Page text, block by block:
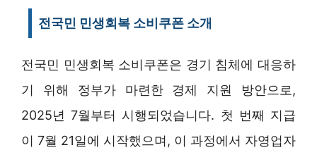
전국민 민생회복 소비쿠폰 소개
전국민 민생회복 소비쿠폰은 경기 침체에 대응하
기 위해 정부가 마련한 경제 지원 방안으로,
2025년 7월부터 시행되었습니다. 첫 번째 지급
이 7월 21일에 시작했으며, 이 과정에서 자영업자